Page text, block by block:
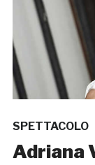
SPETTACOLO
Adriana